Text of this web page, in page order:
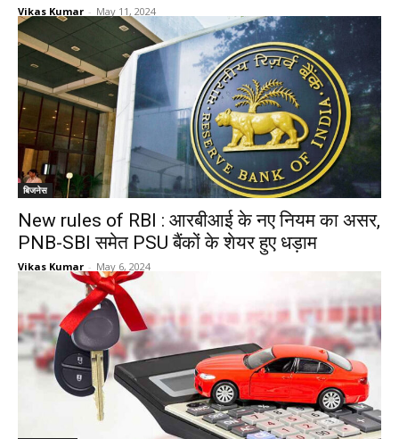
Vikas Kumar - May 11, 2024
बिजनेस
New rules of RBI : आरबीआई के नए नियम का असर,
PNB-SBI समेत PSU बैंकों के शेयर हुए धड़ाम
Vikas Kumar - May 6, 2024